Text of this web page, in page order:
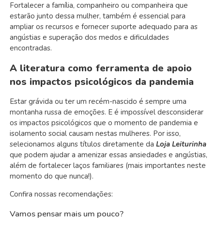
Fortalecer a família, companheiro ou companheira que
estarão junto dessa mulher, também é essencial para
ampliar os recursos e fornecer suporte adequado para as
angústias e superação dos medos e dificuldades
encontradas.
A literatura como ferramenta de apoio
nos impactos psicológicos da pandemia
Estar grávida ou ter um recém-nascido é sempre uma
montanha russa de emoções. E é impossível desconsiderar
os impactos psicológicos que o momento de pandemia e
isolamento social causam nestas mulheres. Por isso,
selecionamos alguns títulos diretamente da Loja Leiturinha
que podem ajudar a amenizar essas ansiedades e angústias,
além de fortalecer laços familiares (mais importantes neste
momento do que nunca!).
Confira nossas recomendações:
Vamos pensar mais um pouco?